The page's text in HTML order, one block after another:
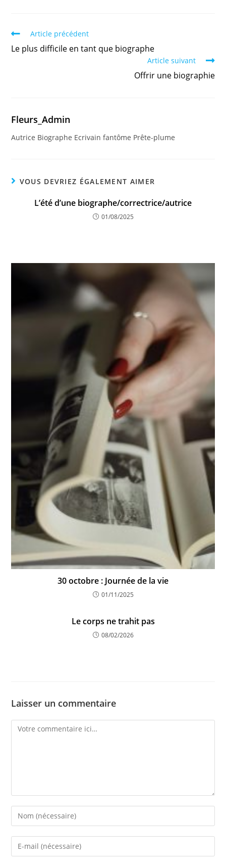
Article précédent
Le plus difficile en tant que biographe
Article suivant
Offrir une biographie
Fleurs_Admin
Autrice Biographe Ecrivain fantôme Prête-plume
VOUS DEVRIEZ ÉGALEMENT AIMER
L’été d’une biographe/correctrice/autrice
01/08/2025
30 octobre : Journée de la vie
01/11/2025
Le corps ne trahit pas
08/02/2026
Laisser un commentaire